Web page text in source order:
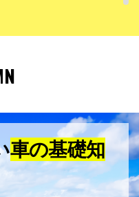
車の基礎知